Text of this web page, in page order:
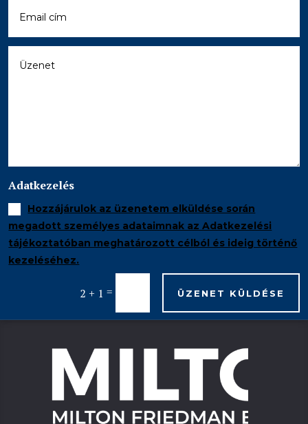
Adatkezelés
Hozzájárulok az üzenetem elküldése során
megadott személyes adataimnak az Adatkezelési
tájékoztatóban meghatározott célból és ideig történő
kezeléséhez.
2 + 1 = ÜZENET KÜLDÉSE